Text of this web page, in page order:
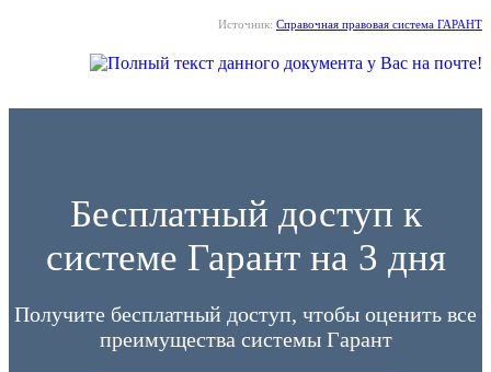
Источник: Справочная правовая система ГАРАНТ
Бесплатный доступ к
системе Гарант на 3 дня
Получите бесплатный доступ, чтобы оценить все
преимущества системы Гарант